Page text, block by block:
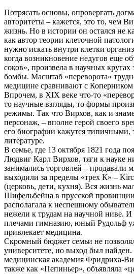
Потрясать основы, опровергать
авторитеты – кажется, это то, чем
жизнь. Но в истории он остался не
как автор теории клеточной
нужно искать внутри клетки
когда возникновение недугов еще
соков», произвела в научных кругах
бомбы. Масштаб «переворота»
медицине сравнивают с
Впрочем, в XIX веке что-то
то научные взгляды, то формы
режимы. Так что Вирхов, как и
персонаж, – вполне герой своего
его биографии кажутся типичными,
литературе.
В семье, где 13 октября 1821 года
Людвиг Карл Вирхов, тяги к науке
занимались торговлей – продавали
выходили за пределы «трех К» –
(церковь, дети, кухня). Вся жизнь
Шифельбейна в прусской
располагала к неспешному
нежели к трудам на научной ниве. И
плечами гимназию, юный Рудольф
привлекает медицина.
Скромный бюджет семьи не
университете, но выход был
медицинская академия Фридриха-
также как «Пепиньер», объявляла